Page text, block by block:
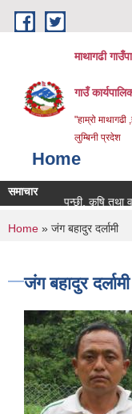
Skip to main content
माथागढी
गाउँ
"हाम्रो माथागढी
लुम्बिनी प्रदेश
Home
समाचार
पशु, पन्छी, कृषि तथा
You are here
Home » जंग बहादुर दर्लामी
जंग बहादुर दर्लामी